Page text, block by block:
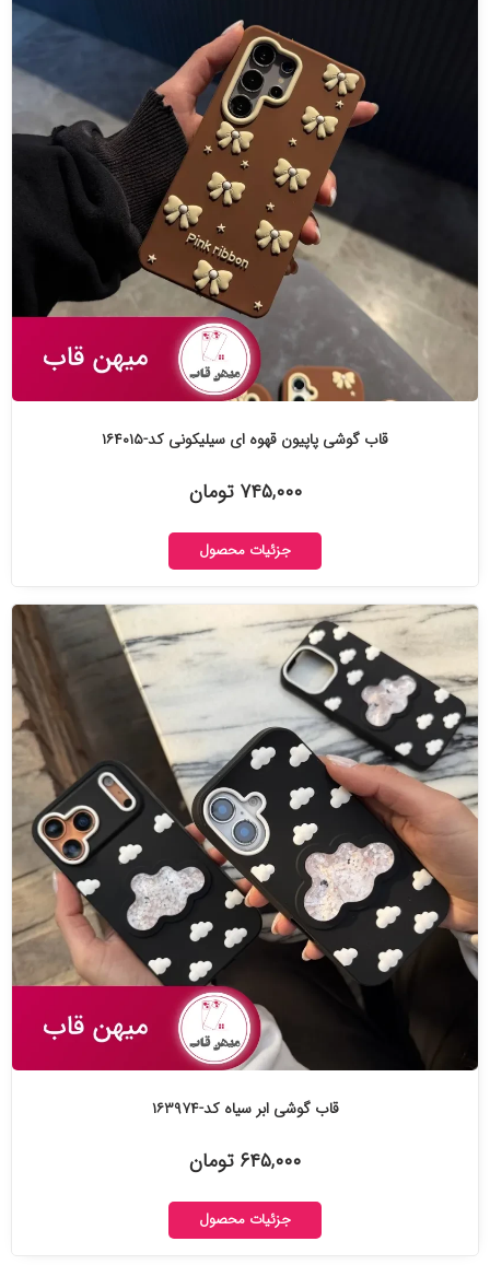
قاب گوشی پاپیون قهوه ای سیلیکونی کد-۱۶۴۰۱۵
۷۴۵,۰۰۰ تومان
جزئیات محصول
قاب گوشی ابر سیاه کد-۱۶۳۹۷۴
۶۴۵,۰۰۰ تومان
جزئیات محصول